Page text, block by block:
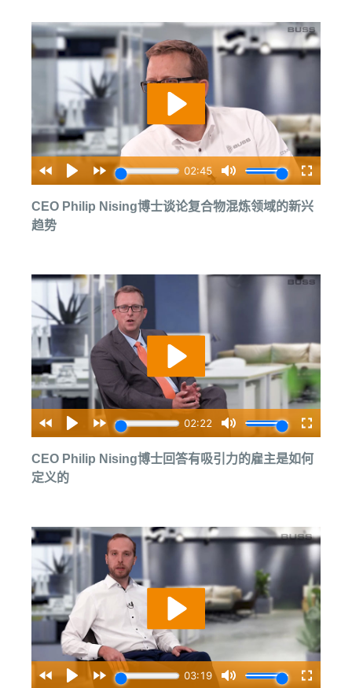
CEO Philip Nising博士谈论复合物混炼领域的新兴
趋势
CEO Philip Nising博士回答有吸引力的雇主是如何
定义的